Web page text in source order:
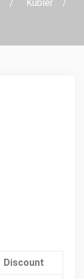
Kübler
Discount